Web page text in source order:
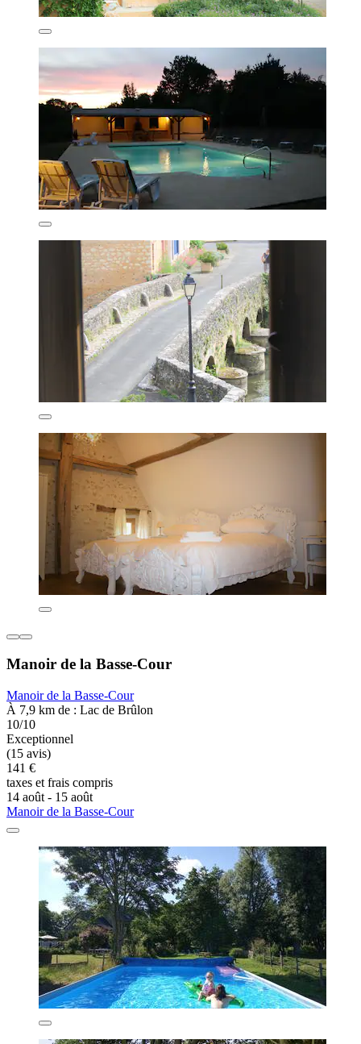
Manoir de la Basse-Cour
Manoir de la Basse-Cour
À 7,9 km de : Lac de Brûlon
10/10
Exceptionnel
(15 avis)
141 €
taxes et frais compris
14 août - 15 août
Manoir de la Basse-Cour